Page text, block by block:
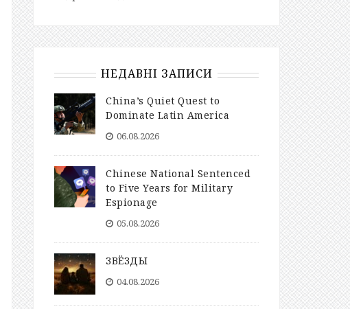
НЕДАВНІ ЗАПИСИ
China’s Quiet Quest to
Dominate Latin America
06.08.2026
Chinese National Sentenced
to Five Years for Military
Espionage
05.08.2026
ЗВЁЗДЫ
04.08.2026